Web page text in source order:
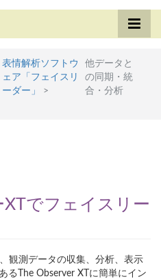
表情解析ソフトウ
ェア「フェイスリ
ーダー」
>
他データと
の同期・統
合・分析
でフェイスリー
観測データの収集、分析、表示
るThe Observer XTに簡単にイン